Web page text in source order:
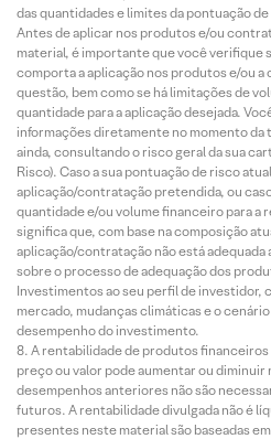
das quantidades e limites da pontuação
Antes de aplicar nos produtos e/ou
material, é importante que você verifique
comporta a aplicação nos produtos e/ou
questão, bem como se há limitações de
quantidade para a aplicação desejada.
informações diretamente no momento da
ainda, consultando o risco geral da sua
Risco). Caso a sua pontuação de risco
aplicação/contratação pretendida, ou
quantidade e/ou volume financeiro para
significa que, com base na composição
aplicação/contratação não está adequada
sobre o processo de adequação dos
Investimentos ao seu perfil de investidor,
mercado, mudanças climáticas e o
desempenho do investimento.
A rentabilidade de produtos
preço ou valor pode aumentar ou
desempenhos anteriores não são
futuros. A rentabilidade divulgada não é
presentes neste material são baseadas